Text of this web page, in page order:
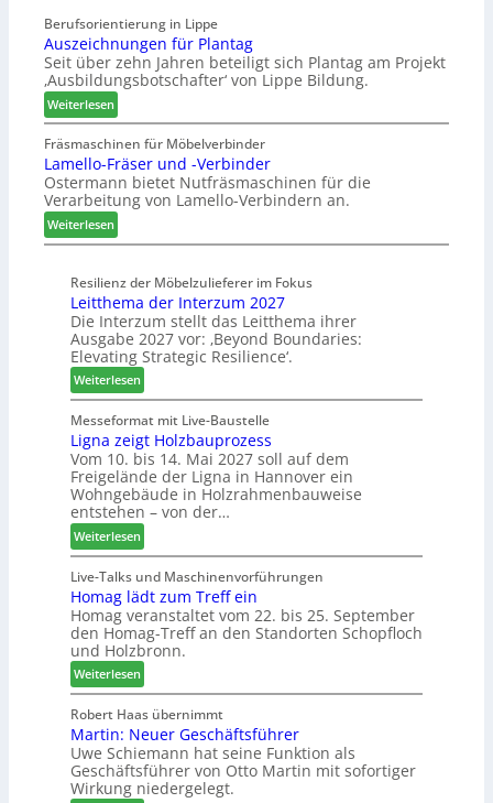
l
e
n
a
u
s
e
f
ü
r
W
e
m
h
ö
n
e
r
c
h
e
n
s
t
a
u
r
a
u
m
S
o
r
t
i
m
e
n
t
Berufsorientierung in Lippe
Auszeichnungen für Plantag
Seit über zehn Jahren beteiligt sich Plantag am Projekt
‚Ausbildungsbotschafter‘ von Lippe Bildung.
Weiterlesen:
A
u
s
z
e
c
n
u
n
g
e
n
f
ü
r
P
l
a
n
t
a
g
Fräsmaschinen für Möbelverbinder
Lamello-Fräser und -Verbinder
Ostermann bietet Nutfräsmaschinen für die
Verarbeitung von Lamello-Verbindern an.
Weiterlesen:
L
m
e
l
l
o
-
F
r
ä
s
e
r
u
n
d
-
V
e
r
b
i
n
d
e
r
Resilienz der Möbelzulieferer im Fokus
Leitthema der Interzum 2027
Die Interzum stellt das Leitthema ihrer
Ausgabe 2027 vor: ‚Beyond Boundaries:
Elevating Strategic Resilience‘.
Weiterlesen:
L
e
i
t
t
h
e
m
a
d
e
r
I
n
t
e
r
z
u
m
2
Messeformat mit Live-Baustelle
Ligna zeigt Holzbauprozess
Vom 10. bis 14. Mai 2027 soll auf dem
Freigelände der Ligna in Hannover ein
Wohngebäude in Holzrahmenbauweise
entstehen – von der…
Weiterlesen:
L
i
g
n
a
z
e
i
g
t
H
o
l
Live-Talks und Maschinenvorführungen
Homag lädt zum Treff ein
Homag veranstaltet vom 22. bis 25. September
den Homag-Treff an den Standorten Schopfloch
und Holzbronn.
Weiterlesen:
H
o
m
a
g
l
Robert Haas übernimmt
Martin: Neuer Geschäftsführer
Uwe Schiemann hat seine Funktion als
Geschäftsführer von Otto Martin mit sofortiger
Wirkung niedergelegt.